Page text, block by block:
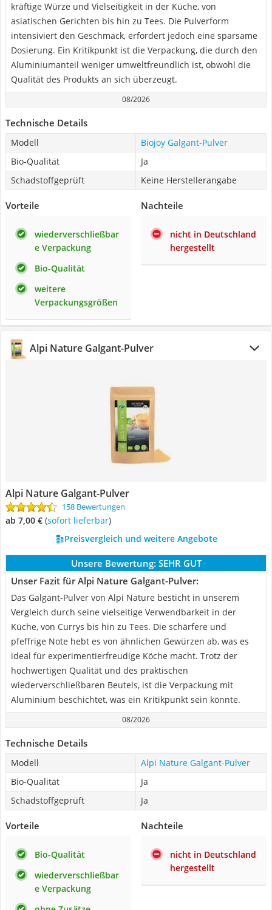
kräftige Würze und Vielseitigkeit in der Küche, von
asiatischen Gerichten bis hin zu Tees. Die Pulverform
intensiviert den Geschmack, erfordert jedoch eine sparsame
Dosierung. Ein Kritikpunkt ist die Verpackung, die durch den
Aluminiumanteil weniger umweltfreundlich ist, obwohl die
Qualität des Produkts an sich überzeugt.
08/2026
Technische Details
Modell
Biojoy Galgant-Pulver
Bio-Qualität
Ja
Schadstoffgeprüft
Keine Herstellerangabe
Vorteile
wiederverschließbar
e Verpackung
Bio-Qualität
weitere
Verpackungsgrößen
Nachteile
nicht in Deutschland
hergestellt
Alpi Nature Galgant-Pulver
Alpi Nature Galgant-Pulver
158 Bewertungen
ab 7,00 € ( Sofort lieferbar)
Preisvergleich und weitere Angebote
Unsere Bewertung: SEHR GUT
Unser Fazit für Alpi Nature Galgant-Pulver:
Das Galgant-Pulver von Alpi Nature besticht in unserem
Vergleich durch seine vielseitige Verwendbarkeit in der
Küche, von Currys bis hin zu Tees. Die schärfere und
pfeffrige Note hebt es von ähnlichen Gewürzen ab, was es
ideal für experimentierfreudige Köche macht. Trotz der
hochwertigen Qualität und des praktischen
wiederverschließbaren Beutels, ist die Verpackung mit
Aluminium beschichtet, was ein Kritikpunkt sein könnte.
08/2026
Technische Details
Modell
Alpi Nature Galgant-Pulver
Bio-Qualität
Ja
Schadstoffgeprüft
Ja
Vorteile
Bio-Qualität
wiederverschließbar
e Verpackung
Nachteile
nicht in Deutschland
hergestellt